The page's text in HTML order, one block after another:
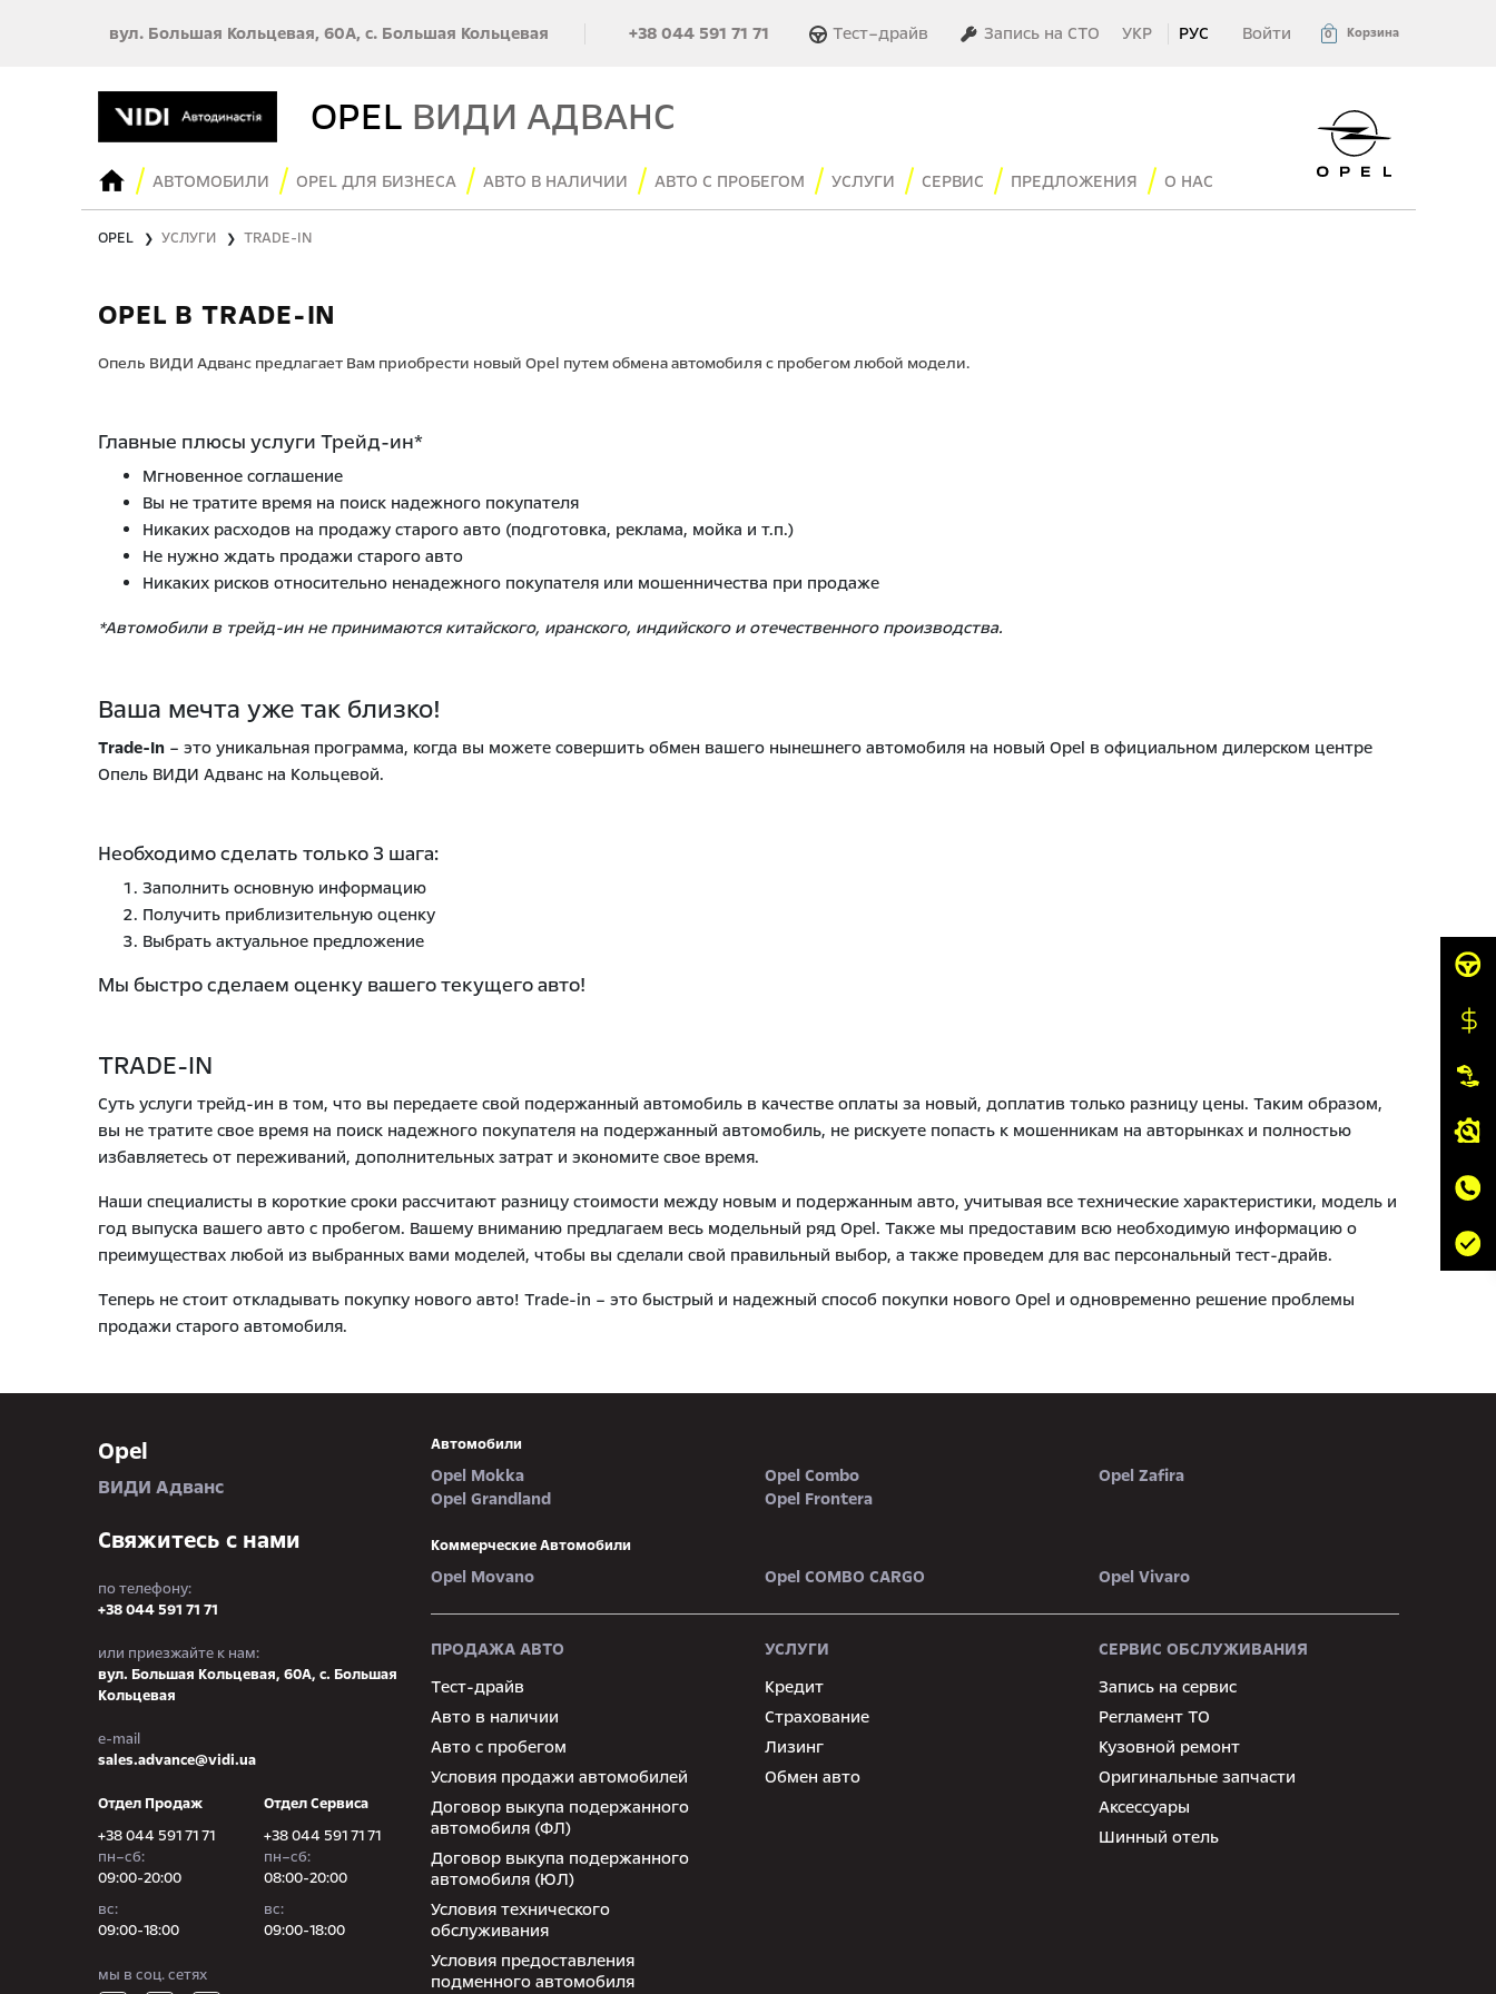
вул. Большая Кольцевая, 60А, с. Большая Кольцевая +38 044 591 71 71 Тест–драйв Запись на СТО УКР РУС Войти 0 Корзина
OPEL ВИДИ АДВАНС
АВТОМОБИЛИ OPEL ДЛЯ БИЗНЕСА АВТО В НАЛИЧИИ АВТО С ПРОБЕГОМ УСЛУГИ СЕРВИС ПРЕДЛОЖЕНИЯ О НАС
OPEL ❯ УСЛУГИ ❯ TRADE-IN
OPEL В TRADE-IN
Опель ВИДИ Адванс предлагает Вам приобрести новый Opel путем обмена автомобиля с пробегом любой модели.
Главные плюсы услуги Трейд-ин*
Мгновенное соглашение
Вы не тратите время на поиск надежного покупателя
Никаких расходов на продажу старого авто (подготовка, реклама, мойка и т.п.)
Не нужно ждать продажи старого авто
Никаких рисков относительно ненадежного покупателя или мошенничества при продаже
*Автомобили в трейд-ин не принимаются китайского, иранского, индийского и отечественного производства.
Ваша мечта уже так близко!
Trade-In– это уникальная программа, когда вы можете совершить обмен вашего нынешнего автомобиля на новый Opel в официальном дилерском центре
Опель ВИДИ Адванс на Кольцевой.
Необходимо сделать только 3 шага:
Заполнить основную информацию
Получить приблизительную оценку
Выбрать актуальное предложение
Мы быстро сделаем оценку вашего текущего авто!
TRADE-IN
Суть услуги трейд-ин в том, что вы передаете свой подержанный автомобиль в качестве оплаты за новый, доплатив только разницу цены. Таким образом,
вы не тратите свое время на поиск надежного покупателя на подержанный автомобиль, не рискуете попасть к мошенникам на авторынках и полностью
избавляетесь от переживаний, дополнительных затрат и экономите свое время.
Наши специалисты в короткие сроки рассчитают разницу стоимости между новым и подержанным авто, учитывая все технические характеристики, модель и
год выпуска вашего авто с пробегом. Вашему вниманию предлагаем весь модельный ряд Opel. Также мы предоставим всю необходимую информацию о
преимуществах любой из выбранных вами моделей, чтобы вы сделали свой правильный выбор, а также проведем для вас персональный тест-драйв.
Теперь не стоит откладывать покупку нового авто! Trade-in – это быстрый и надежный способ покупки нового Opel и одновременно решение проблемы
продажи старого автомобиля.
Opel
ВИДИ Адванс
Свяжитесь с нами
по телефону:
+38 044 591 71 71
или приезжайте к нам:
вул. Большая Кольцевая, 60А, с. Большая
Кольцевая
e-mail
sales.advance@vidi.ua
Отдел Продаж
+38 044 591 71 71
пн–сб:
09:00-20:00
вc:
09:00-18:00
Отдел Сервиса
+38 044 591 71 71
пн–сб:
08:00-20:00
вc:
09:00-18:00
мы в соц. сетях
Автомобили
Opel Mokka Opel Combo
Opel Zafira
Opel Grandland
Opel Frontera
Коммерческие Автомобили
Opel Movano Opel COMBO CARGO Opel Vivaro
ПРОДАЖА АВТО
Тест-драйв
Авто в наличии
Авто с пробегом
Условия продажи автомобилей
Договор выкупа подержанного
автомобиля (ФЛ)
Договор выкупа подержанного
автомобиля (ЮЛ)
Условия технического
обслуживания
Условия предоставления
подменного автомобиля
УСЛУГИ
Кредит
Страхование
Лизинг
Обмен авто
СЕРВИС ОБСЛУЖИВАНИЯ
Запись на сервис
Регламент ТО
Кузовной ремонт
Оригинальные запчасти
Аксессуары
Шинный отель